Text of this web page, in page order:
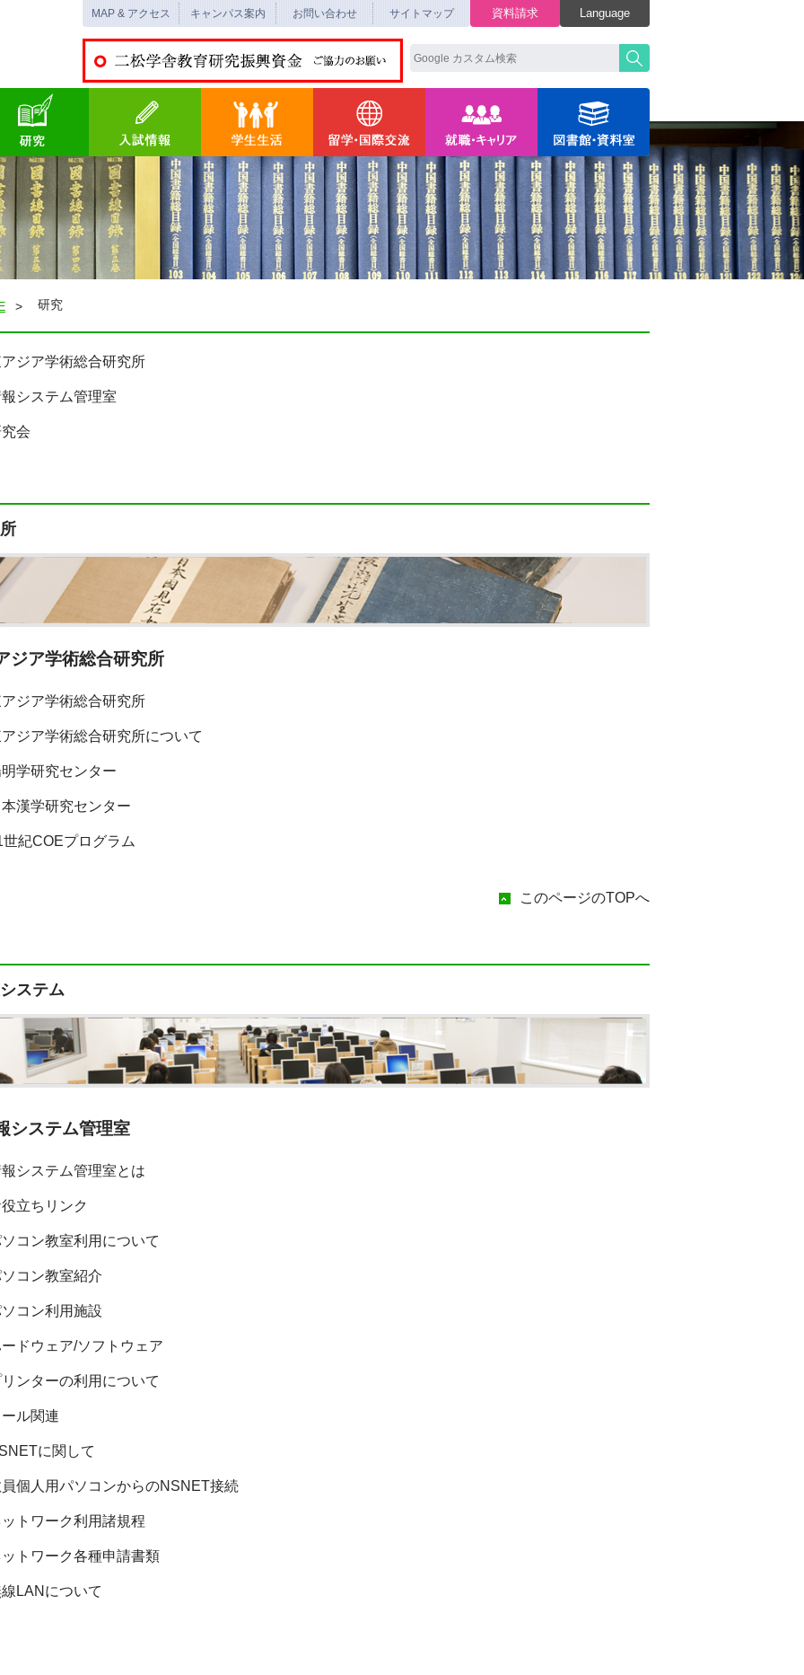
資料請求 Language
MAP & アクセス キャンパス案内 お問い合わせ サイトマップ
研究
ジア学術総合研究所
システム管理室
会
ジア学術総合研究所
ジア学術総合研究所
ジア学術総合研究所について
学研究センター
漢学研究センター
世紀COEプログラム
このページのTOPへ
ステム
システム管理室
システム管理室とは
立ちリンク
コン教室利用について
コン教室紹介
コン利用施設
ドウェア/ソフトウェア
ンターの利用について
ル関連
に関して
個人用パソコンからのNSNET接続
トワーク利用諸規程
トワーク各種申請書類
LANについて